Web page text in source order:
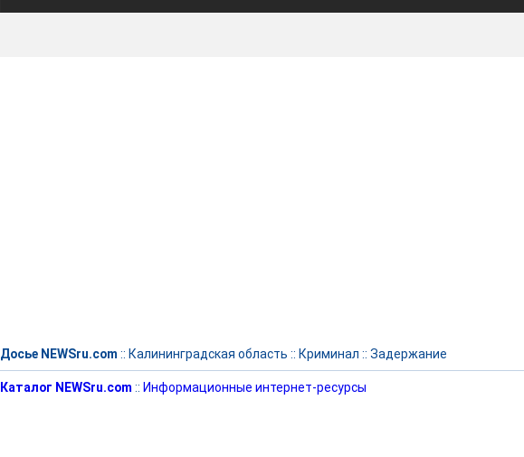
Досье NEWSru.com :: Калининградская область :: Криминал :: Задержание
Каталог NEWSru.com :: Информационные интернет-ресурсы